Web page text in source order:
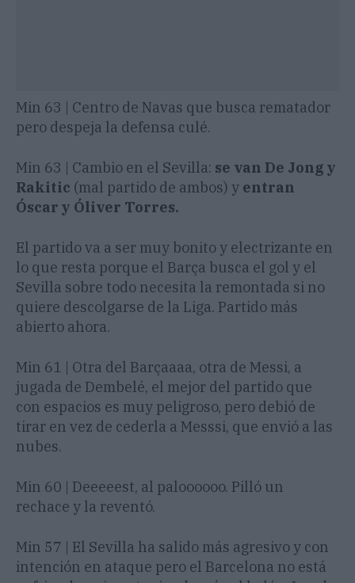
Min 63 | Centro de Navas que busca rematador
pero despeja la defensa culé.
Min 63 | Cambio en el Sevilla: se van De Jong y
Rakitic (mal partido de ambos) y entran
Óscar y Óliver Torres.
El partido va a ser muy bonito y electrizante en
lo que resta porque el Barça busca el gol y el
Sevilla sobre todo necesita la remontada si no
quiere descolgarse de la Liga. Partido más
abierto ahora.
Min 61 | Otra del Barçaaaa, otra de Messi, a
jugada de Dembelé, el mejor del partido que
con espacios es muy peligroso, pero debió de
tirar en vez de cederla a Messsi, que envió a las
nubes.
Min 60 | Deeeeest, al paloooooo. Pilló un
rechace y la reventó.
Min 57 | El Sevilla ha salido más agresivo y con
intención en ataque pero el Barcelona no está